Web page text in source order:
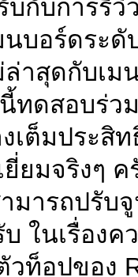
บกับการรีวิ
นบอร์ดระดั
ล่าสุดกับเ
ทดสอบร่ว
เต็มประ
ยี่ยมจริงๆ
มารถปรับ
ในเรื่อง
วท็อปของ